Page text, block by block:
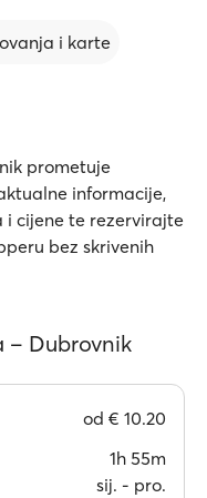
i karte
prometuje
informacije,
i cijene te rezervirajte
bez skrivenih
– Dubrovnik
od € 10.20
1h 55m
sij. ‐ pro.